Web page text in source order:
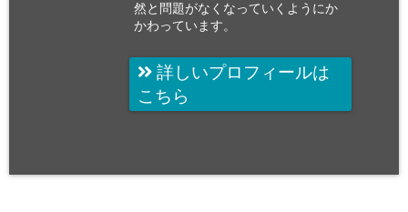
然と問題がなくなっていくようにか
かわっています。
詳しいプロフィールは
こちら